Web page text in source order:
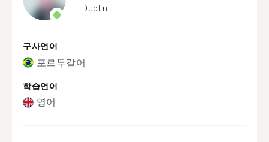
Dublin
구사언어
포르투갈어
학습언어
영어